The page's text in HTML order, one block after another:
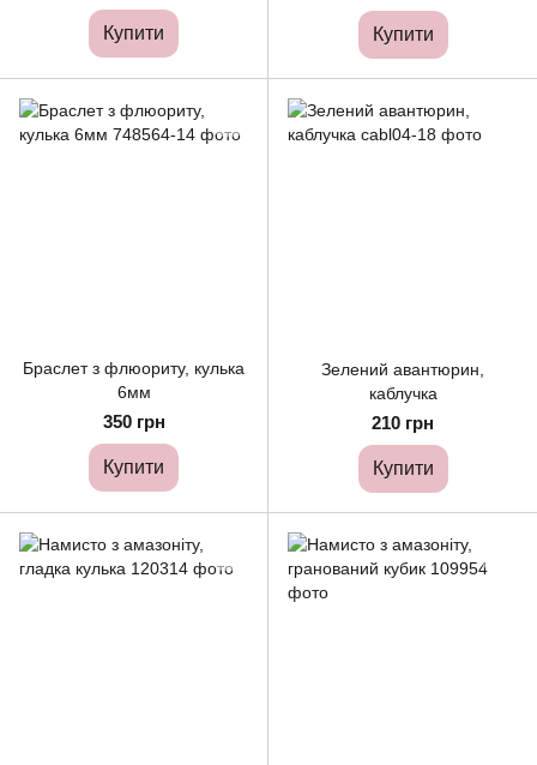
Купити Купити
Браслет з флюориту, кулька
6мм
350 грн
Купити
Зелений авантюрин,
каблучка
210 грн
Купити